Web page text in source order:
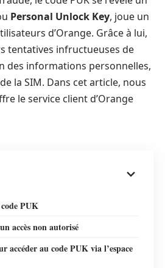
Personal Unlock Key, joue un
d’Orange. Grâce à lui,
tentatives infructueuses de
des informations personnelles,
la SIM. Dans cet article, nous
le service client d’Orange
PUK
accès non autorisé
accéder au code PUK via l’espace